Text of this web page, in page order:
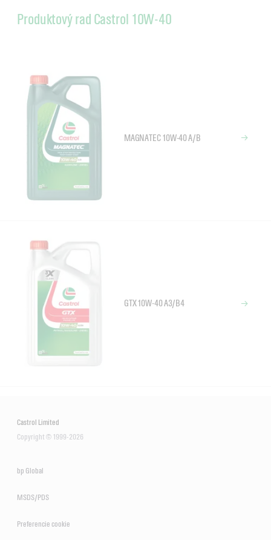
Produktový rad Castrol 10W-40
MAGNATEC 10W-40 A/B
GTX 10W-40 A3/B4
Castrol Limited
Copyright © 1999-2026
bp Global
MSDS/PDS
Preferencie cookie